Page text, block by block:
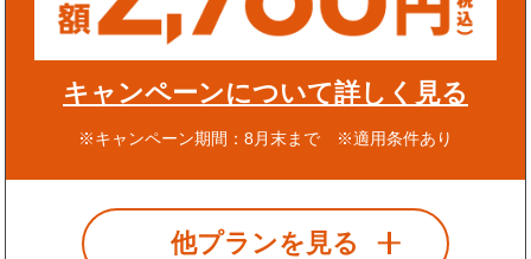
キャンペーンについて詳しく見る
※キャンペーン期間：8月末まで ※適用条件あり
他プランを見る